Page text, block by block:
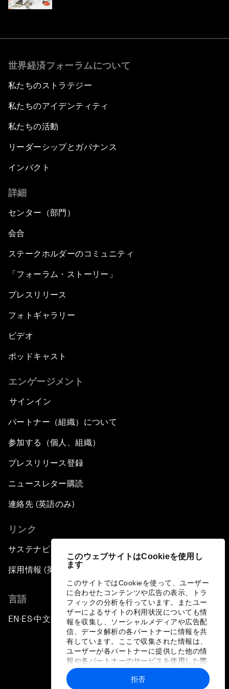
このウェブサイトはCookieを使用し
ます
このサイトではCookieを使って、ユーザー
に合わせたコンテンツや広告の表示、トラ
フィックの分析を行っています。またユー
ザーによるサイトの利用状況についても情
報を収集し、ソーシャルメディアや広告配
信、データ解析の各パートナーに情報を共
有しています。ここで収集された情報は、
ユーザーが各パートナーに提供した他の情
報や各パートナーのサービスを使用した際
に収集された情報と組み合わされ、各パー
トナーによって使用されることがありま
拒否
世界経済フォーラムについて
私たちのストラテジー
私たちのアイデンティティ
私たちの活動
リーダーシップとガバナンス
インパクト
詳細
センター（部門）
会合
ステークホルダーのコミュニティ
「フォーラム・ストーリー」
プレスリリース
フォトギャラリー
ビデオ
ポッドキャスト
エンゲージメント
サインイン
パートナー（組織）について
参加する（個人、組織）
プレスリリース登録
ニュースレター購読
連絡先 (英語のみ)
リンク
サステナビリティへの取り組み
採用情報 (英語のみ)
言語
EN ▪ ES▪中文▪ 日本語